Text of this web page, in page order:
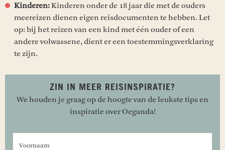
Kinderen:Kinderen onder de 18 jaar die met de ouders
meereizen dienen eigen reisdocumenten te hebben. Let
op: bij het reizen van een kind met één ouder of een
andere volwassene, dient er een toestemmingsverklaring
te zijn.
ZIN IN MEER REISINSPIRATIE?
We houden je graag op de hoogte van de leukste tips en
inspiratie over Oeganda!